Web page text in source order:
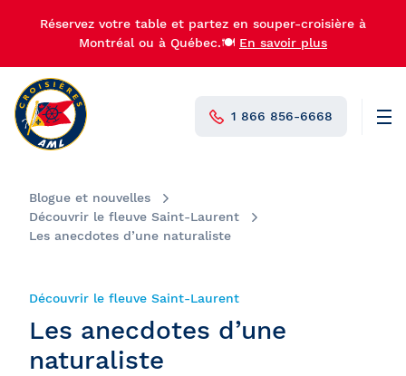
Réservez votre table et partez en souper-croisière à
Montréal ou à Québec.🍽️ En savoir plus
1 866 856-6668
Blogue et nouvelles
Découvrir le fleuve Saint-Laurent
Les anecdotes d’une naturaliste
Découvrir le fleuve Saint-Laurent
Les anecdotes d’une
naturaliste